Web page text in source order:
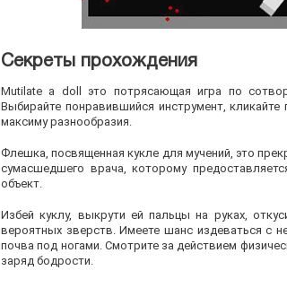
Секреты прохождения
Mutilate a doll это потрясающая игра по
Выбирайте понравившийся инструмент,
максиму разнообразия.
Флешка, посвященная кукле для мучений, это
сумасшедшего врача, которому
объект.
Избей куклу, выкрути ей пальцы на руках,
вероятных зверств. Имеете шанс издеваться с
почва под ногами. Смотрите за действием
заряд бодрости.